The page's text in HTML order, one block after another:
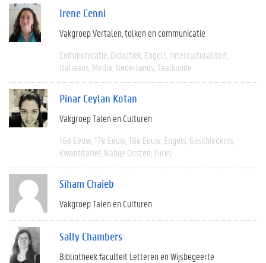
Irene Cenni
Vakgroep Vertalen, tolken en communicatie
Communicatie Didactiek Engels Interculturaliteit
Italiaans Media Nederlands Taalkunde
Pinar Ceylan Kotan
Vakgroep Talen en Culturen
16e Eeuw 17e Eeuw 18e Eeuw Engels Geschiedenis
Kwantitatief Nabije Oosten Turks
Siham Chaieb
Vakgroep Talen en Culturen
Sally Chambers
Bibliotheek faculteit Letteren en Wijsbegeerte